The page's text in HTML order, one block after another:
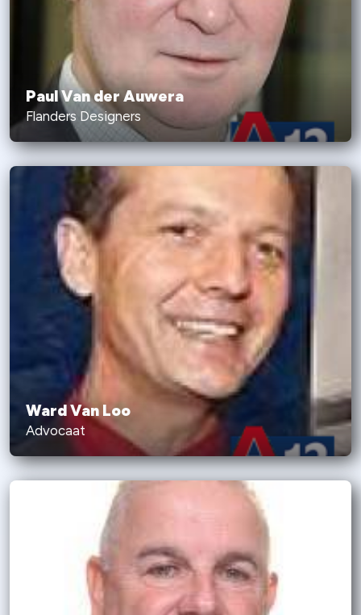
Paul Van der Auwera
Flanders Designers
Ward Van Loo
Advocaat